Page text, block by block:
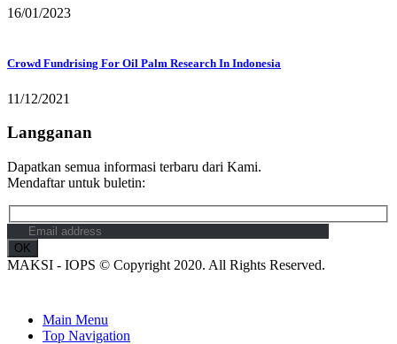
16/01/2023
Crowd Fundrising For Oil Palm Research In Indonesia
11/12/2021
Langganan
Dapatkan semua informasi terbaru dari Kami.
Mendaftar untuk buletin:
MAKSI - IOPS © Copyright 2020. All Rights Reserved.
Main Menu
Top Navigation